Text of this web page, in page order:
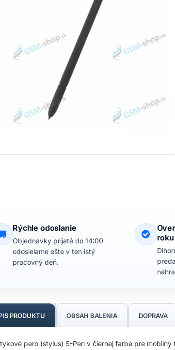
Rýchle odoslanie
Objednávky prijaté do 14:00
odosielame ešte v ten istý
pracovný deň.
PRODUKTU OBSAH BALENIA DOPRAVA
pero (stylus) S-Pen v čiernej farbe pre mobilný